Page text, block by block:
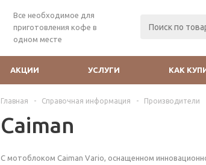
Все необходимое для
приготовления кофе в
одном месте
АКЦИИ УСЛУГИ КАК
Главная - Справочная информация - Производители
Caiman
C мотоблоком Caiman Vario, оснащенном